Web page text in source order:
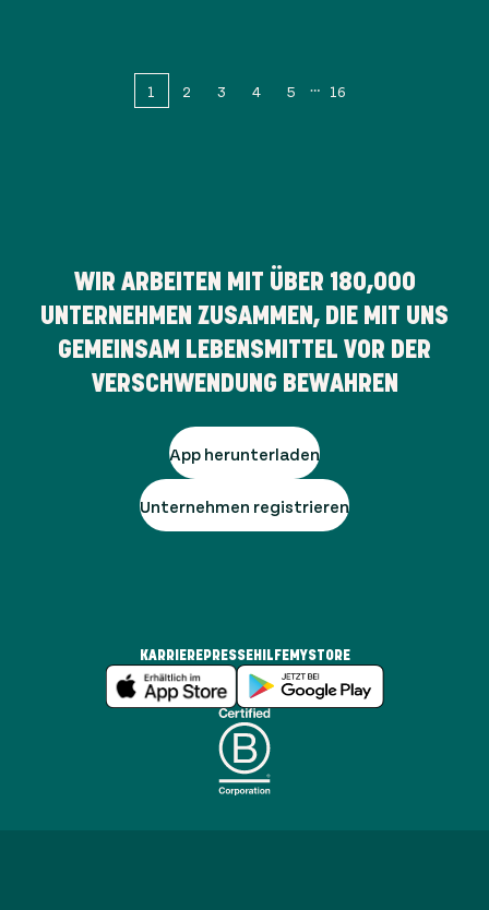
1 2 3 4 5 16
WIR ARBEITEN MIT ÜBER 180,000
UNTERNEHMEN ZUSAMMEN, DIE MIT UNS
GEMEINSAM LEBENSMITTEL VOR DER
VERSCHWENDUNG BEWAHREN
App herunterladen
Unternehmen registrieren
KARRIEREPRESSEHILFEMYSTORE